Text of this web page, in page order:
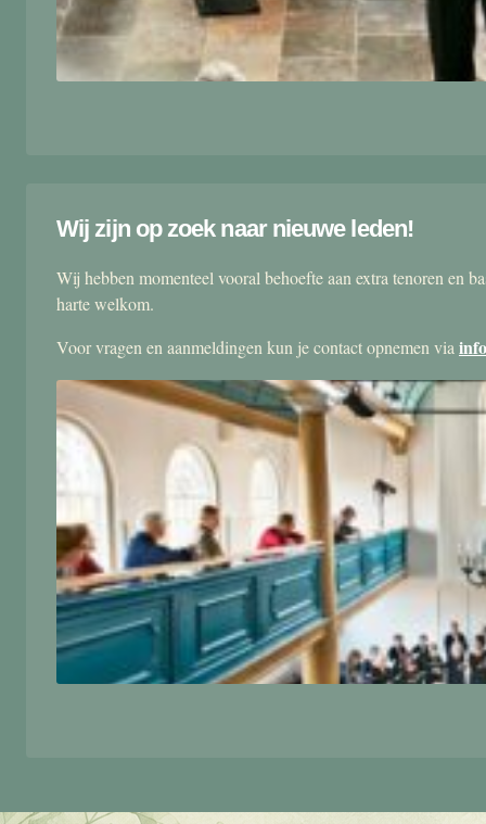
Wij zijn op zoek naar nieuwe leden!
Wij hebben momenteel vooral behoefte aan extra tenoren en
harte welkom.
Voor vragen en aanmeldingen kun je contact opnemen via